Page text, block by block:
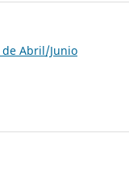
de Abril/Junio